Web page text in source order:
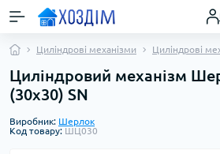
Циліндрові механізми Циліндрові
Циліндровий механізм
(30х30) SN
Виробник: Шерлок
Код товару: ШЦ030